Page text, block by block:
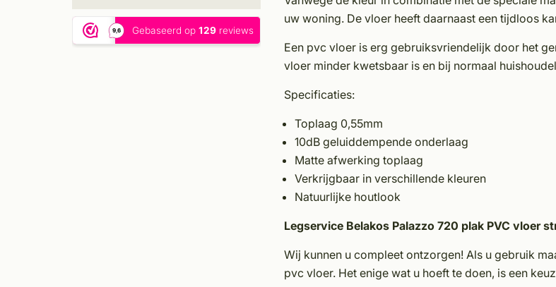
uw woning. De vloer heeft daarnaast een tijdloos
Een pvc vloer is erg gebruiksvriendelijk door het
vloer minder kwetsbaar is en bij normaal
Specificaties:
Toplaag 0,55mm
10dB geluiddempende onderlaag
Matte afwerking toplaag
Verkrijgbaar in verschillende kleuren
Natuurlijke houtlook
Legservice Belakos Palazzo 720 plak PVC vloer
Wij kunnen u compleet ontzorgen! Als u gebruik
pvc vloer. Het enige wat u hoeft te doen, is een